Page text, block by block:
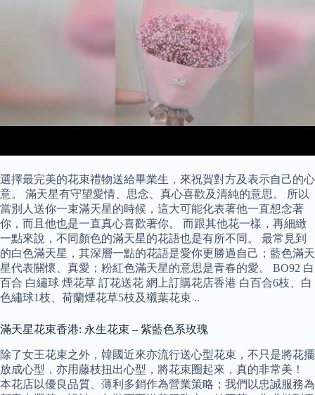
選擇最完美的花束禮物送給畢業生，來祝賀對方及表示自己的心
意。 滿天星有守望愛情、思念、真心喜歡及清純的意思。 所以
當別人送你一束滿天星的時候，這大可能化表著他一直想念著
你，而且他也是一直真心喜歡著你。 而跟其他花一樣，再細緻
一點來說，不同顏色的滿天星的花語也是有所不同。 最常見到
的白色滿天星，其深層一點的花語是愛你更勝過自己；藍色滿天
星代表關懷、真愛；粉紅色滿天星的意思是青春的愛。 BO92 白
百合 白繡球 煙花草 訂花送花 網上訂購花店香港 白百合6枝、白
色繡球1枝、荷蘭煙花草5枝及襯葉花束 ..
滿天星花束香港: 永生花束 – 紫藍色系玫瑰
除了女王花束之外，韓國近來亦流行送心型花束，不只是將花擺
放成心型，亦用藤枝扭出心型，將花束圈起來，真的非常美！
本花店以優良品質、薄利多銷作為營業策略；我們以忠誠服務為